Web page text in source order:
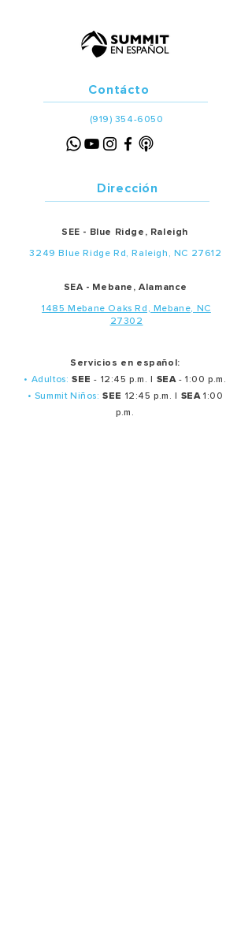
Contácto
(919) 354-6050
Dirección
SEE - Blue Ridge, Raleigh
3249 Blue Ridge Rd, Raleigh, NC 27612
SEA - Mebane, Alamance
1485 Mebane Oaks Rd, Mebane, NC
27302
Servicios en español:
• Adultos:SEE - 12:45 p.m. | SEA- 1:00 p.m.
• Summit Niños:SEE 12:45 p.m. | SEA1:00
p.m.